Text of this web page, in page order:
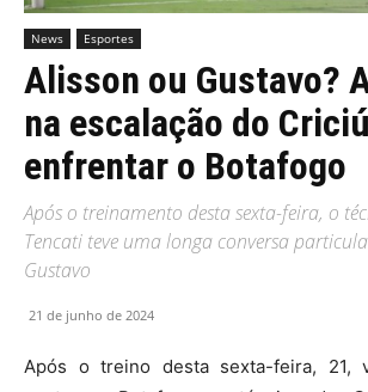
News Esportes
Alisson ou Gustavo?
na escalação do
enfrentar o Botafogo
Após o treinamento desta sexta-feira, o
Tencati teve uma longa conversa
Gustavo
21 de junho de 2024
Após o treino desta sexta-feira, 21,